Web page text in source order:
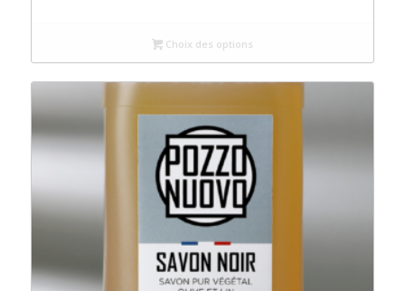
56,16 €
Choix des options